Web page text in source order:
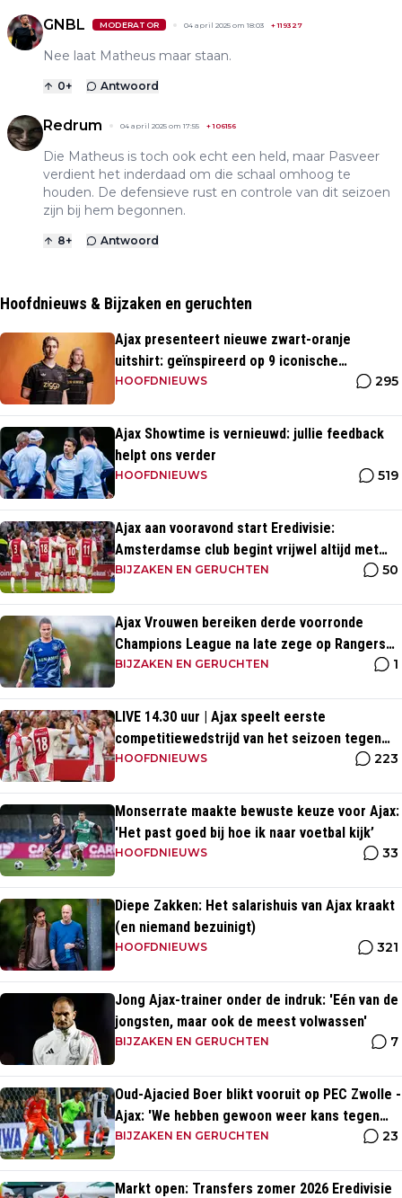
GNBL MODERATOR 04 april 2025 om 18:03 +119327
Nee laat Matheus maar staan.
0+ Antwoord
Redrum 04 april 2025 om 17:55 +106156
Die Matheus is toch ook echt een held, maar Pasveer
verdient het inderdaad om die schaal omhoog te
houden. De defensieve rust en controle van dit seizoen
zijn bij hem begonnen.
8+ Antwoord
Hoofdnieuws & Bijzaken en geruchten
Ajax presenteert nieuwe zwart-oranje
uitshirt: geïnspireerd op 9 iconische
momenten uit clubhistorie
HOOFDNIEUWS 295
Ajax Showtime is vernieuwd: jullie feedback
helpt ons verder
HOOFDNIEUWS 519
Ajax aan vooravond start Eredivisie:
Amsterdamse club begint vrijwel altijd met
zege
BIJZAKEN EN GERUCHTEN 50
Ajax Vrouwen bereiken derde voorronde
Champions League na late zege op Rangers
FC
BIJZAKEN EN GERUCHTEN 1
LIVE 14.30 uur | Ajax speelt eerste
competitiewedstrijd van het seizoen tegen
PEC Zwolle
HOOFDNIEUWS 223
Monserrate maakte bewuste keuze voor Ajax:
'Het past goed bij hoe ik naar voetbal kijk’
HOOFDNIEUWS 33
Diepe Zakken: Het salarishuis van Ajax kraakt
(en niemand bezuinigt)
HOOFDNIEUWS 321
Jong Ajax-trainer onder de indruk: 'Eén van de
jongsten, maar ook de meest volwassen'
BIJZAKEN EN GERUCHTEN 7
Oud-Ajacied Boer blikt vooruit op PEC Zwolle -
Ajax: 'We hebben gewoon weer kans tegen
Ajax'
BIJZAKEN EN GERUCHTEN 23
Markt open: Transfers zomer 2026 Eredivisie